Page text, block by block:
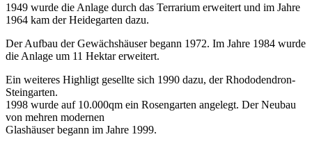
1949 wurde die Anlage durch das Terrarium erweitert und im Jahre
1964 kam der Heidegarten dazu.
Der Aufbau der Gewächshäuser begann 1972. Im Jahre 1984 wurde
die Anlage um 11 Hektar erweitert.
Ein weiteres Highligt gesellte sich 1990 dazu, der Rhododendron-
Steingarten.
1998 wurde auf 10.000qm ein Rosengarten angelegt. Der Neubau
von mehren modernen
Glashäuser begann im Jahre 1999.